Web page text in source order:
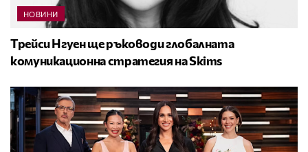
НОВИНИ
Трейси Нгуен ще ръководи глобалната
комуникационна стратегия на Skims